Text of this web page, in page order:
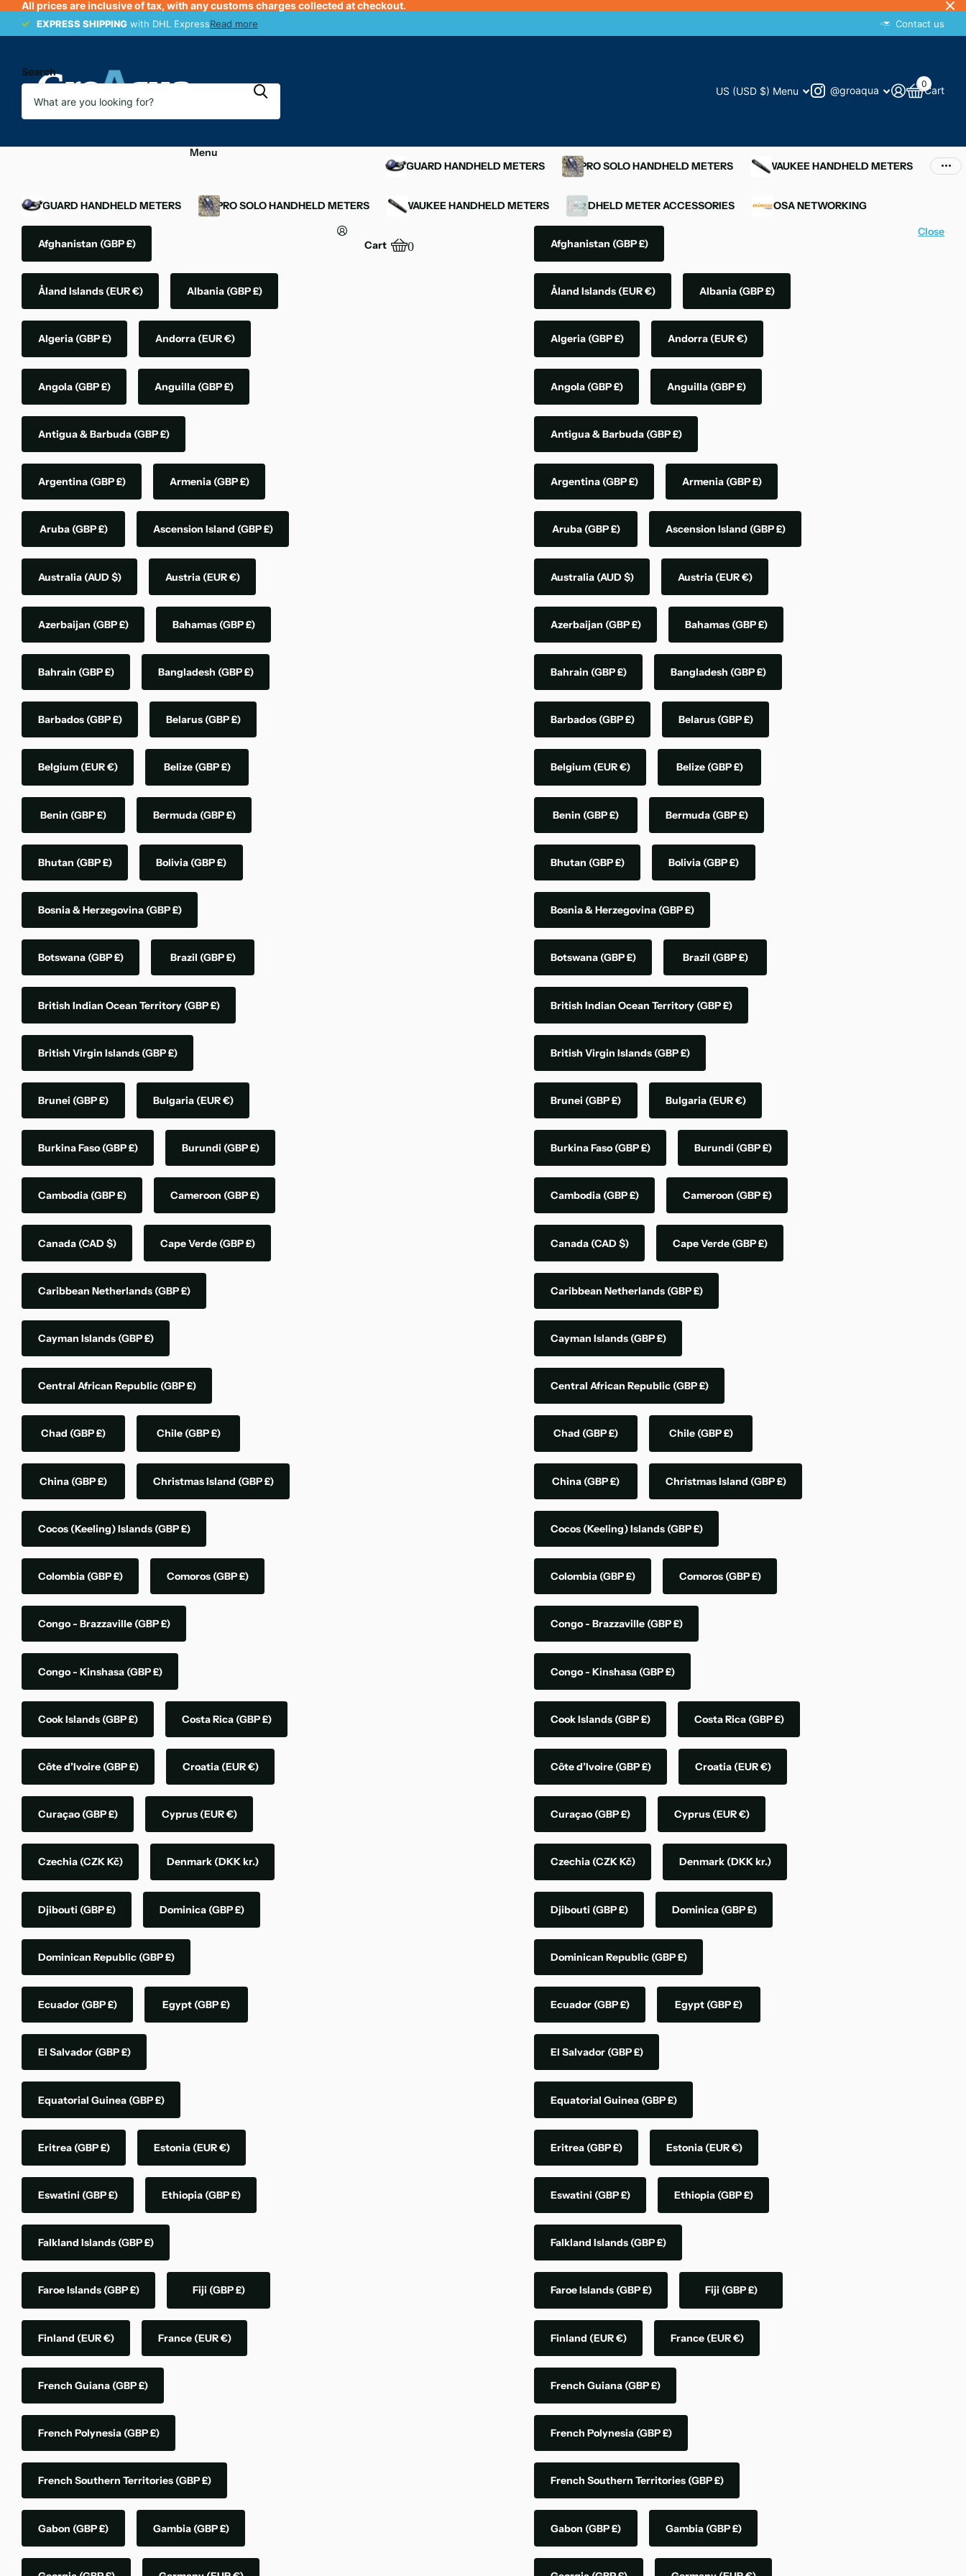
All prices are inclusive of tax, with any customs charges collected at checkout.
EXPRESS SHIPPING with DHL ExpressRead more
EXPRESS SHIPPING Contact us
Search
US (USD $) Menu @groaqua Cart
0
Menu
OXYGUARD HANDHELD METERS
YSI PRO SOLO HANDHELD METERS MILWAUKEE HANDHELD METERS
OXYGUARD HANDHELD METERS YSI PRO SOLO HANDHELD METERS MILWAUKEE HANDHELD METERS HANDHELD METER ACCESSORIES MIMOSA NETWORKING
Afghanistan (GBP £)
Åland Islands (EUR €) Albania (GBP £)
Algeria (GBP £) Andorra (EUR €)
Angola (GBP £) Anguilla (GBP £)
Antigua & Barbuda (GBP £)
Argentina (GBP £) Armenia (GBP £)
Aruba (GBP £) Ascension Island (GBP £)
Australia (AUD $) Austria (EUR €)
Azerbaijan (GBP £) Bahamas (GBP £)
Bahrain (GBP £) Bangladesh (GBP £)
Barbados (GBP £) Belarus (GBP £)
Belgium (EUR €) Belize (GBP £)
Benin (GBP £) Bermuda (GBP £)
Bhutan (GBP £) Bolivia (GBP £)
Bosnia & Herzegovina (GBP £)
Botswana (GBP £) Brazil (GBP £)
British Indian Ocean Territory (GBP £)
British Virgin Islands (GBP £)
Brunei (GBP £) Bulgaria (EUR €)
Burkina Faso(GBP £) Burundi (GBP £)
Cambodia (GBP £) Cameroon (GBP £)
Canada (CAD $) Cape Verde (GBP £)
Caribbean Netherlands (GBP £)
Cayman Islands (GBP £)
Central African Republic (GBP £)
Chad (GBP £) Chile (GBP £)
China (GBP £) Christmas Island (GBP £)
Cocos (Keeling) Islands (GBP £)
Colombia (GBP £) Comoros (GBP £)
Congo - Brazzaville (GBP £)
Congo - Kinshasa (GBP £)
Cook Islands (GBP £) Costa Rica (GBP £)
Côte d’Ivoire (GBP £) Croatia (EUR €)
Curaçao(GBP £) Cyprus (EUR €)
Czechia (CZK Kč) Denmark (DKK kr.)
Djibouti (GBP £) Dominica (GBP £)
Dominican Republic (GBP £)
Ecuador (GBP £) Egypt (GBP £)
El Salvador (GBP £)
Equatorial Guinea (GBP £)
Eritrea (GBP £) Estonia (EUR €)
Eswatini (GBP £) Ethiopia (GBP £)
Falkland Islands (GBP £)
Faroe Islands (GBP £) Fiji (GBP £)
Finland (EUR €) France (EUR €)
French Guiana (GBP £)
French Polynesia (GBP £)
French Southern Territories (GBP £)
Gabon (GBP £) Gambia (GBP £)
Cart 0 Afghanistan (GBP £)
Åland Islands (EUR €) Albania (GBP £)
Algeria (GBP £) Andorra (EUR €)
Angola (GBP £) Anguilla (GBP £)
Antigua & Barbuda (GBP £)
Argentina (GBP £) Armenia (GBP £)
Aruba (GBP £) Ascension Island (GBP £)
Australia (AUD $) Austria (EUR €)
Azerbaijan (GBP £) Bahamas (GBP £)
Bahrain (GBP £) Bangladesh (GBP £)
Barbados (GBP £) Belarus (GBP £)
Belgium (EUR €) Belize (GBP £)
Benin (GBP £) Bermuda (GBP £)
Bhutan (GBP £) Bolivia (GBP £)
Bosnia & Herzegovina (GBP £)
Botswana (GBP £) Brazil (GBP £)
British Indian Ocean Territory (GBP £)
British Virgin Islands (GBP £)
Brunei (GBP £) Bulgaria (EUR €)
Burkina Faso(GBP £) Burundi (GBP £)
Cambodia (GBP £) Cameroon (GBP £)
Canada (CAD $) Cape Verde (GBP £)
Caribbean Netherlands (GBP £)
Cayman Islands (GBP £)
Central African Republic (GBP £)
Chad (GBP £) Chile (GBP £)
China (GBP £) Christmas Island (GBP £)
Cocos (Keeling) Islands (GBP £)
Colombia (GBP £) Comoros (GBP £)
Congo - Brazzaville (GBP £)
Congo - Kinshasa (GBP £)
Cook Islands (GBP £) Costa Rica (GBP £)
Côte d’Ivoire (GBP £) Croatia (EUR €)
Curaçao(GBP £) Cyprus (EUR €)
Czechia (CZK Kč) Denmark (DKK kr.)
Djibouti (GBP £) Dominica (GBP £)
Dominican Republic (GBP £)
Ecuador (GBP £) Egypt (GBP £)
El Salvador (GBP £)
Equatorial Guinea (GBP £)
Eritrea (GBP £) Estonia (EUR €)
Eswatini (GBP £) Ethiopia (GBP £)
Falkland Islands (GBP £)
Faroe Islands (GBP £) Fiji (GBP £)
Finland (EUR €) France (EUR €)
French Guiana (GBP £)
French Polynesia (GBP £)
French Southern Territories (GBP £)
Gabon (GBP £) Gambia (GBP £)
Close